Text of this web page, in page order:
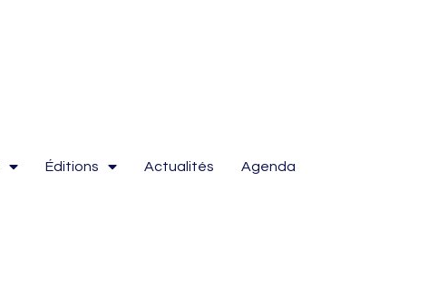
Éditions Actualités Agenda